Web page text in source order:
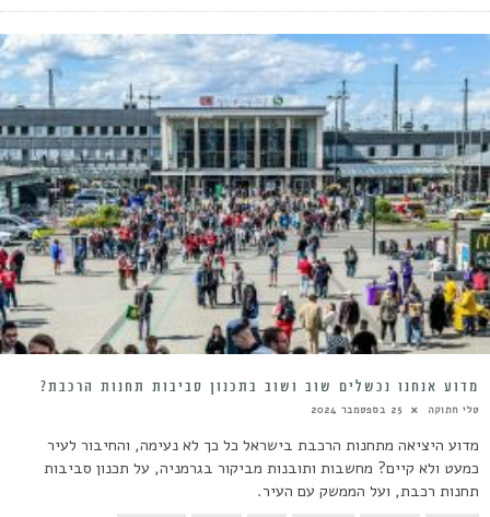
מדוע אנחנו נכשלים שוב ושוב בתכנון סביבות תחנות הרכבת?
טלי חתוקה 25 בספטמבר 2024
מדוע היציאה מתחנות הרכבת בישראל כל כך לא נעימה, והחיבור לעיר
כמעט ולא קיים? מחשבות ותובנות מביקור בגרמניה, על תכנון סביבות
תחנות רכבת, ועל הממשק עם העיר.